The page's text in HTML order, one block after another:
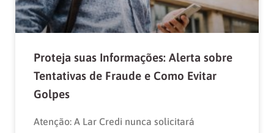
Proteja suas Informações: Alerta sobre
Tentativas de Fraude e Como Evitar
Golpes
Atenção: A Lar Credi nunca solicitará